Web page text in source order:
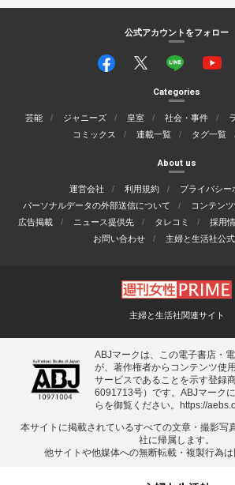
公式アカウントをフォロー
Categories
芸能 ジャニーズ 皇室 社会・事件
コミックス
連載一覧 タグ一覧
About us
運営会社 利用規約
プライバシー
パーソナルデータの外部送信について
コンテン
広告掲載
ニュース提供先 タレコミ 採用
お問い合わせ
主婦と生活社公
主婦と生活社関連サイト
ABJマークは、この電子書店・
が、著作権者からコンテンツ使
サービスであることを示す登録
6091713号）です。ABJマーク
らを御覧ください。 https://
本サイトに掲載されているすべての⽂章・撮影写
社に帰属します。
他サイトや他媒体への無断転載・複製⾏為は